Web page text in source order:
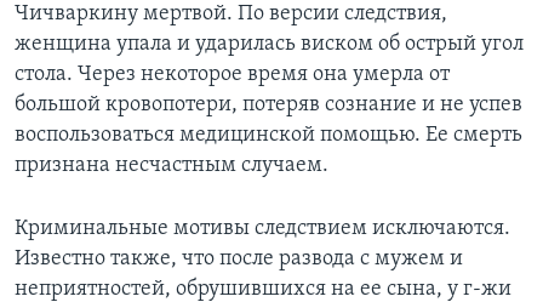
поискДИСКУССИЯ VOA
ДЕТАЛИ
НЬЮ-ЙОРК NEW YORK
АМЕРИКА. БОЛЬШОЕ ПУТЕШЕСТВИЕ
АРТЕФАКТЫ
АМЕРИКАНСКИЕ ГОРОДКИ
ТЕСТЫ
ЗА СВОБОДУ ПРЕССЫ
УЧИМ АНГЛИЙСКИЙ
ВИДЕО
ПОДПИСКА НА НОВОСТИ
Learning English
СОЦИАЛЬНЫЕ СЕТИ
Чичваркину мертвой. По версии следствия,
женщина упала и ударилась виском об острый угол
стола. Через некоторое время она умерла от
большой кровопотери, потеряв сознание и не успев
воспользоваться медицинской помощью. Ее смерть
признана несчастным случаем.
Криминальные мотивы следствием исключаются.
Известно также, что после развода с мужем и
неприятностей, обрушившихся на ее сына, у г-жи